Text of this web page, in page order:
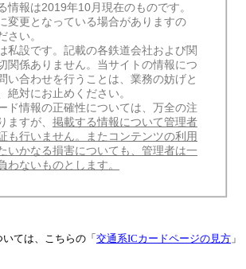
情報は2019年10月現在のものです。
変更となっている場合がありますの
さい。
私設です。記載の各鉄道会社および関
関係ありません。当サイトの情報につ
い合わせを行うことは、業務の妨げと
絶対にお止めください。
ド情報の正確性については、万全の注
ますが、 掲載する情報について管理者
も行いません。またコンテンツの利用
いかなる損害についても、管理者は一
わないものとします。
ては、こちらの「 交通系ICカードページの見方 」